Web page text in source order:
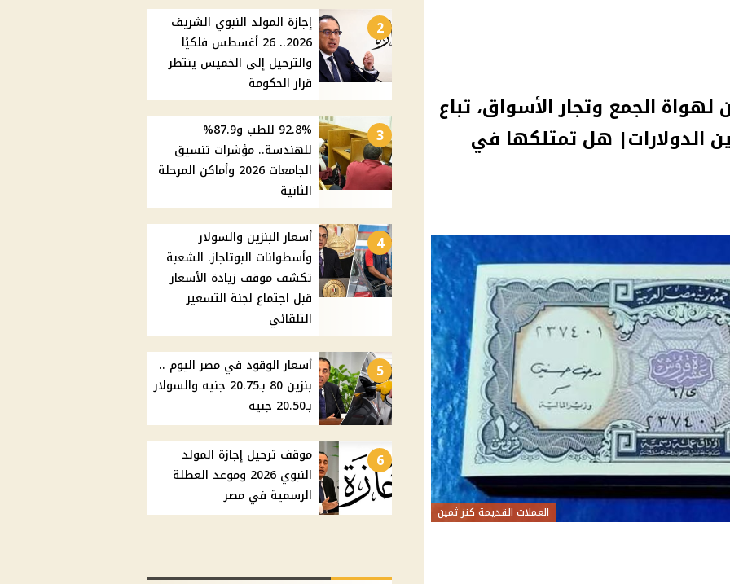
لهواة الجمع وتجار الأسواق، تباع
الدولارات| هل تمتلكها في
العملات القديمة كنز ثمين
2
إجازة المولد النبوي الشريف
2026.. 26 أغسطس فلكيًا
والترحيل إلى الخميس ينتظر
قرار الحكومة
3
92.8% للطب و87.9%
للهندسة.. مؤشرات تنسيق
الجامعات 2026 وأماكن المرحلة
الثانية
4
أسعار البنزين والسولار
وأسطوانات البوتاجاز. الشعبة
تكشف موقف زيادة الأسعار
قبل اجتماع لجنة التسعير
التلقائي
5
أسعار الوقود في مصر اليوم ..
بنزين 80 بـ20.75 جنيه والسولار
بـ20.50 جنيه
6
موقف ترحيل إجازة المولد
النبوي 2026 وموعد العطلة
الرسمية في مصر